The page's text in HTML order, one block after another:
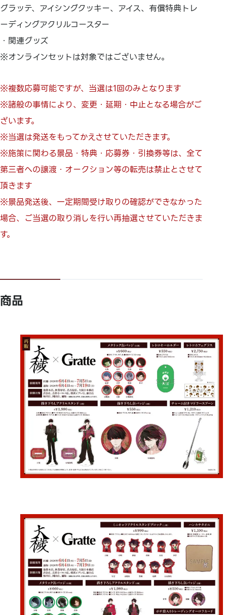
グラッテ、アイシングクッキー、アイス、有償特典トレ
ーディングアクリルコースター
・関連グッズ
※オンラインセットは対象ではございません。
※複数応募可能ですが、当選は1回のみとなります
※諸般の事情により、変更・延期・中止となる場合がご
ざいます。
※当選は発送をもってかえさせていただきます。
※施策に関わる景品・特典・応募券・引換券等は、全て
第三者への譲渡・オークション等の転売は禁止とさせて
頂きます
※景品発送後、一定期間受け取りの確認ができなかった
場合、ご当選の取り消しを行い再抽選させていただきま
す。
商品